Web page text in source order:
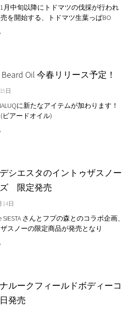
月中旬以降にトドマツの伐採が行われ
を開始する、トドマツ生葉っぱBO
Oil 今春リリース予定！
日
に新たなアイテムが加わります！
(ビアードオイル)
シエスタのイントゥザスノー
限定発売
14日
SIESTA さんとフプの森とのコラボ企画、
スノーの限定商品が発売となり
ルークフィールドボディーコ
発売